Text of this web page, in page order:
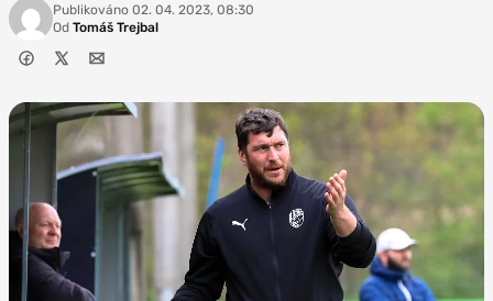
Publikováno 02. 04. 2023, 08:30
Od Tomáš Trejbal